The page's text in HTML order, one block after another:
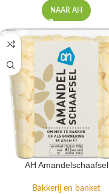
NAAR AH
AH Amandelschaafsel
Bakkerij en banket